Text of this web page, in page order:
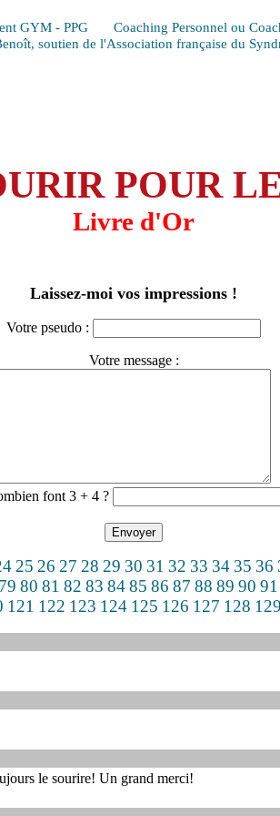
GYM - PPG Coaching Personnel ou
soutien de l'Association française du
POUR
Livre d'Or
Laissez-moi vos impressions !
Votre pseudo :
Votre message :
font 3 + 4 ?
25 26 27 28 29 30 31 32 33 34 35 36
79 80 81 82 83 8485 86 87 88 89 90 91
121 122 123 124 125 126 127 128 129
le sourire! Un grand merci!